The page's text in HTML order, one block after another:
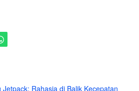
Jetpack: Rahasia di Balik Kecepatan